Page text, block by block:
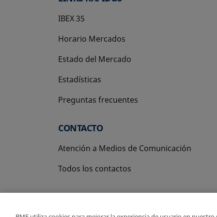
IBEX 35
Horario Mercados
Estado del Mercado
Estadísticas
Preguntas frecuentes
CONTACTO
Atención a Medios de Comunicación
Todos los contactos